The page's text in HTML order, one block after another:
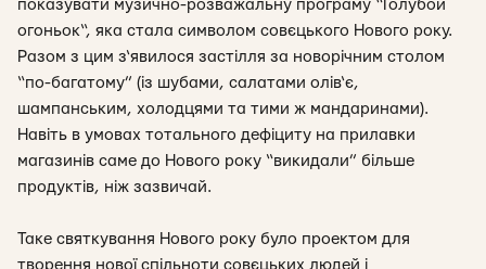
показувати музично-розважальну програму “Голубой
огоньок“, яка стала символом совєцького Нового року.
Разом з цим з‘явилося застілля за новорічним столом
“по-багатому” (із шубами, салатами олів‘є,
шампанським, холодцями та тими ж мандаринами).
Навіть в умовах тотального дефіциту на прилавки
магазинів саме до Нового року “викидали” більше
продуктів, ніж зазвичай.
Таке святкування Нового року було проектом для
творення нової спільноти совєцьких людей і